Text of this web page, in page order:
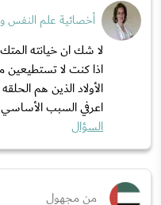
أخصائية علم النفس
لا شك ان خيانته
اذا كنت لا
الأولاد الذين هم
اعرفي السبب
السؤال
من مجهول